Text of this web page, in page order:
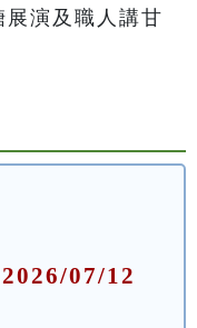
演及職人講甘
07/12